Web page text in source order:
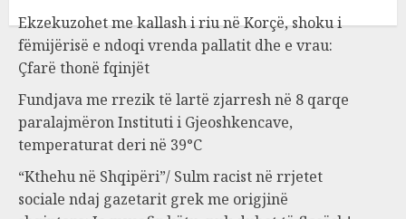
Ekzekuzohet me kallash i riu në Korçë, shoku i
fëmijërisë e ndoqi vrenda pallatit dhe e vrau:
Çfarë thonë fqinjët
Fundjava me rrezik të lartë zjarresh në 8 qarqe
paralajmëron Instituti i Gjeoshkencave,
temperaturat deri në 39°C
“Kthehu në Shqipëri”/ Sulm racist në rrjetet
sociale ndaj gazetarit grek me origjinë